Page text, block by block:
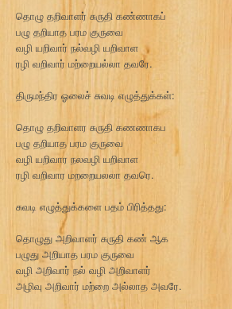
தொழு தறிவாளர் சுருதி கண்ணாகப்
பழு தறியாத பரம குருவை
வழி யறிவார் நல்வழி யறிவாள
ரழி வறிவார் மற்றையல்லா தவரே.
திருமந்திர ஓலைச் சுவடி எழுத்துக்கள்:
தொழு தறிவாளர சுருதி கணணாகப
பழு தறியாத பரம குருவை
வழி யறிவார நலவழி யறிவாள
ரழி வறிவார மறறையலலா தவரெ.
சுவடி எழுத்துக்களை பதம் பிரித்தது:
தொழுது அறிவாளர் சுருதி கண் ஆக
பழுது அறியாத பரம குருவை
வழி அறிவார் நல் வழி அறிவாளர்
அழிவு அறிவார் மற்றை அல்லாத அவரே.